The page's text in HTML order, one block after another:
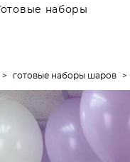
Готовые наборы
> готовые наборы шаров >